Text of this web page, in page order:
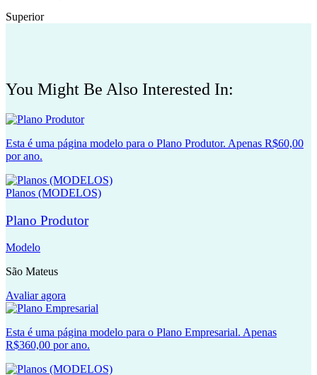
Superior
You Might Be Also Interested In:
Esta é uma página modelo para o Plano Produtor. Apenas R$60,00
por ano.
Planos (MODELOS)
Plano Produtor
Modelo
São Mateus
Avaliar agora
Esta é uma página modelo para o Plano Empresarial. Apenas
R$360,00 por ano.